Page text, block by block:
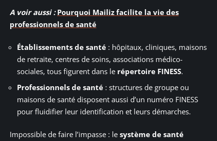
A voir aussi : Pourquoi Mailiz facilite la vie des
professionnels de santé
Établissements de santé : hôpitaux, cliniques, maisons
de retraite, centres de soins, associations médico-
sociales, tous figurent dans le répertoire FINESS.
Professionnels de santé : structures de groupe ou
maisons de santé disposent aussi d’un numéro FINESS
pour fluidifier leur identification et leurs démarches.
Impossible de faire l’impasse : le système de santé